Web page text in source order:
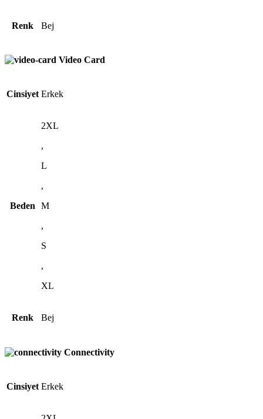
Renk Bej
Video Card
Cinsiyet Erkek
Beden
2XL
,
L
,
M
,
S
,
XL
Renk Bej
Connectivity
Cinsiyet Erkek